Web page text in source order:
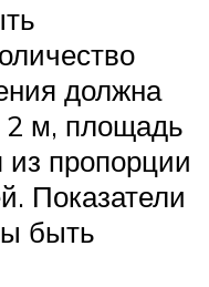
должна
2 м, площадь
из пропорции
Показатели
быть